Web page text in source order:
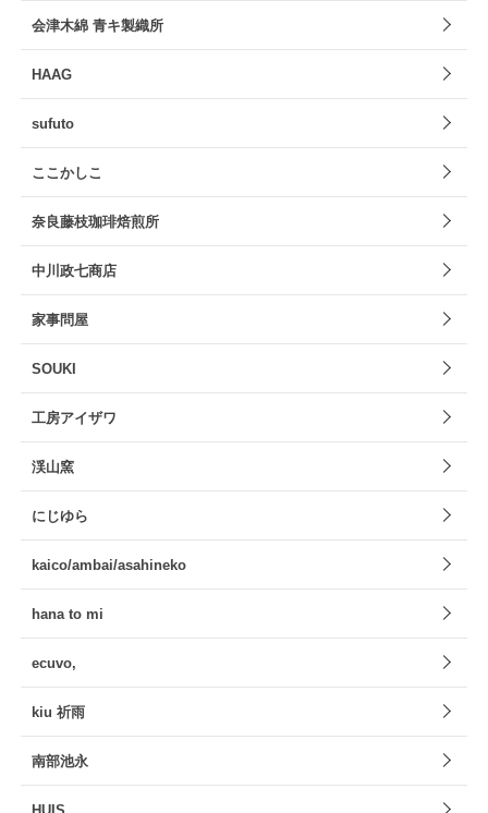
会津木綿 青キ製織所
HAAG
sufuto
ここかしこ
奈良藤枝珈琲焙煎所
中川政七商店
家事問屋
SOUKI
工房アイザワ
渓山窯
にじゆら
kaico/ambai/asahineko
hana to mi
ecuvo,
kiu 祈雨
南部池永
HUIS